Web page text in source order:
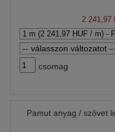
2 241,97
csomag
Pamut anyag / szövet